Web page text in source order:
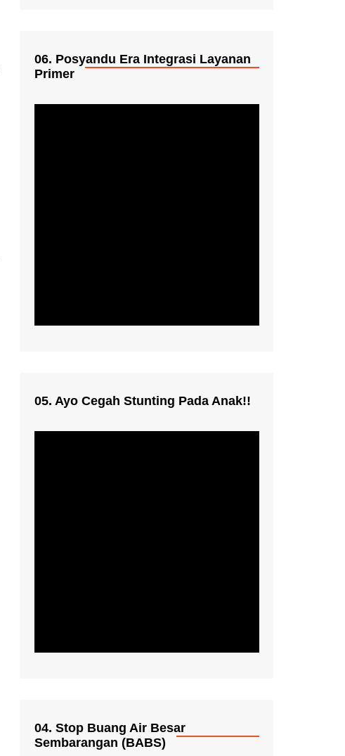
06. Posyandu Era Integrasi Layanan
Primer
05. Ayo Cegah Stunting Pada Anak!!
04. Stop Buang Air Besar
Sembarangan (BABS)